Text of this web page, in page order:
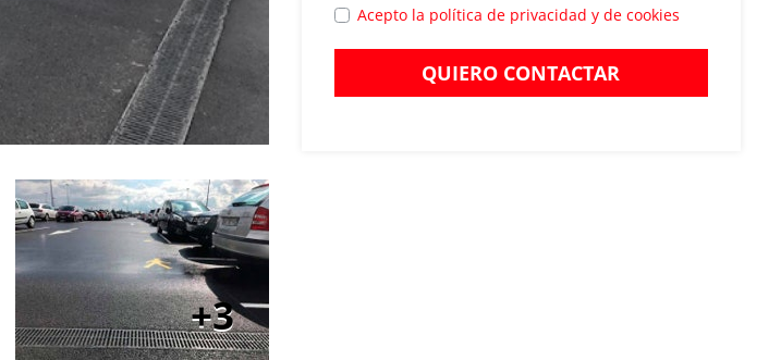
3
Acepto la política de privacidad y de cookies
QUIERO CONTACTAR